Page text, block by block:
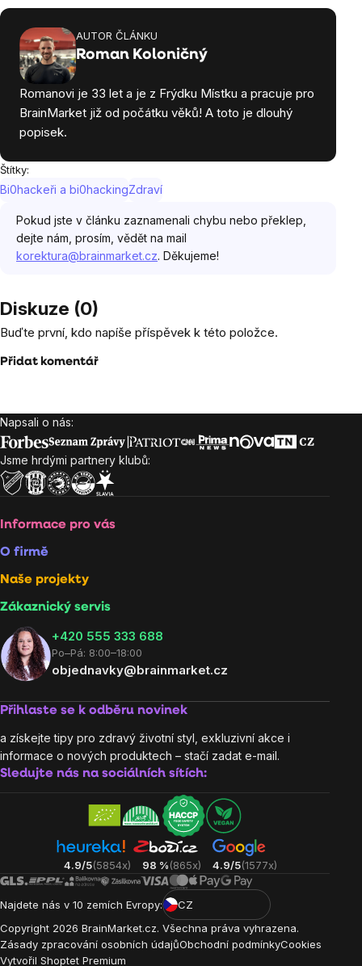
AUTOR ČLÁNKU
Roman Koloničný
Romanovi je 33 let a je z Frýdku Místku a pracuje pro
BrainMarket již od počátku věků! A toto je dlouhý
popisek.
Štítky:
Bi0hackeři a bi0hackingZdraví
Pokud jste v článku zaznamenali chybu nebo překlep,
dejte nám, prosím, vědět na mail
korektura@brainmarket.cz. Děkujeme!
Diskuze (0)
Buďte první, kdo napíše příspěvek k této položce.
Přidat komentář
Zápatí
Napsali o nás:
Jsme hrdými partnery klubů:
Informace pro vás
O firmě
Naše projekty
Zákaznický servis
‭+420 555 333 688
Po–Pá: 8:00–18:00
objednavky@brainmarket.cz
Přihlaste se k odběru novinek
a získejte tipy pro zdravý životní styl, exkluzivní akce i
informace o nových produktech – stačí zadat e-mail.
Sledujte nás na sociálních sítích:
4.9/5(5854x) 98 %(865x) 4.9/5(1577x)
Najdete nás v 10 zemích Evropy:
CZ
Copyright 2026 BrainMarket.cz. Všechna práva vyhrazena.
Zásady zpracování osobních údajůObchodní podmínkyCookies
Vytvořil Shoptet Premium